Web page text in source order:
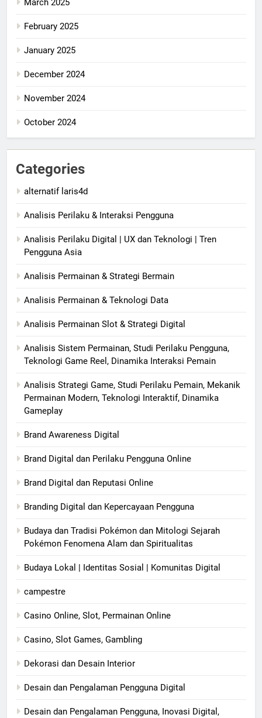
March 2025
February 2025
January 2025
December 2024
November 2024
October 2024
Categories
alternatif laris4d
Analisis Perilaku & Interaksi Pengguna
Analisis Perilaku Digital | UX dan Teknologi | Tren
Pengguna Asia
Analisis Permainan & Strategi Bermain
Analisis Permainan & Teknologi Data
Analisis Permainan Slot & Strategi Digital
Analisis Sistem Permainan, Studi Perilaku Pengguna,
Teknologi Game Reel, Dinamika Interaksi Pemain
Analisis Strategi Game, Studi Perilaku Pemain, Mekanik
Permainan Modern, Teknologi Interaktif, Dinamika
Gameplay
Brand Awareness Digital
Brand Digital dan Perilaku Pengguna Online
Brand Digital dan Reputasi Online
Branding Digital dan Kepercayaan Pengguna
Budaya dan Tradisi Pokémon dan Mitologi Sejarah
Pokémon Fenomena Alam dan Spiritualitas
Budaya Lokal | Identitas Sosial | Komunitas Digital
campestre
Casino Online, Slot, Permainan Online
Casino, Slot Games, Gambling
Dekorasi dan Desain Interior
Desain dan Pengalaman Pengguna Digital
Desain dan Pengalaman Pengguna, Inovasi Digital,